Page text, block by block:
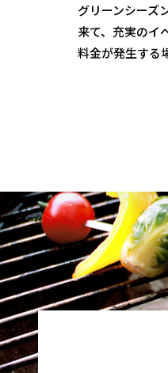
グリーンシーズ
来て、充実のイ
料金が発生する